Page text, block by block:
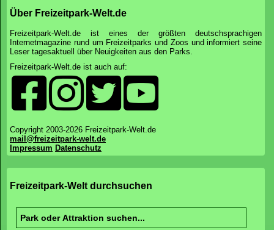
Über Freizeitpark-Welt.de
Freizeitpark-Welt.de ist eines der größten deutschsprachigen
Internetmagazine rund um Freizeitparks und Zoos und informiert seine
Leser tagesaktuell über Neuigkeiten aus den Parks.
Freizeitpark-Welt.de ist auch auf:
Copyright 2003-2026 Freizeitpark-Welt.de
mail@freizeitpark-welt.de
Impressum Datenschutz
Freizeitpark-Welt durchsuchen